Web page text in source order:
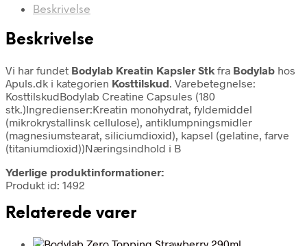
Beskrivelse
Beskrivelse
Vi har fundet Bodylab Kreatin Kapsler Stk fra Bodylab hos
Apuls.dk i kategorien Kosttilskud. Varebetegnelse:
KosttilskudBodylab Creatine Capsules (180
stk.)Ingredienser:Kreatin monohydrat, fyldemiddel
(mikrokrystallinsk cellulose), antiklumpningsmidler
(magnesiumstearat, siliciumdioxid), kapsel (gelatine, farve
(titaniumdioxid))Næringsindhold i B
Yderlige produktinformationer:
Produkt id: 1492
Relaterede varer